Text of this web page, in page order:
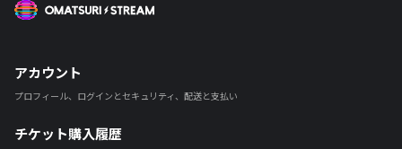
アカウント
プロフィール、ログインとセキュリティ、配送と支払い
チケット購入履歴